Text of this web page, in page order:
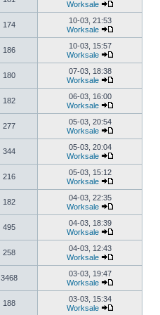
Worksale
174
10-03, 21:53
Worksale
186
10-03, 15:57
Worksale
180
07-03, 18:38
Worksale
182
06-03, 16:00
Worksale
277
05-03, 20:54
Worksale
344
05-03, 20:04
Worksale
216
05-03, 15:12
Worksale
182
04-03, 22:35
Worksale
495
04-03, 18:39
Worksale
258
04-03, 12:43
Worksale
3468
03-03, 19:47
Worksale
188
03-03, 15:34
Worksale